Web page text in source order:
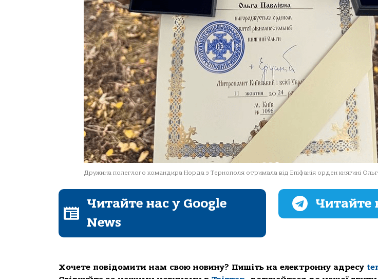
Дружина полеглого командира Норда з Тернополя отримала від Епіфанія орден княгині
Читайте нас у Google
News
Читайте
Хочете повідомити нам свою новину? Пишіть на електронну адресу